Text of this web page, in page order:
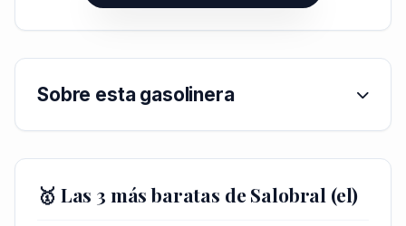
Sobre esta gasolinera
🥇 Las 3 más baratas de Salobral (el)